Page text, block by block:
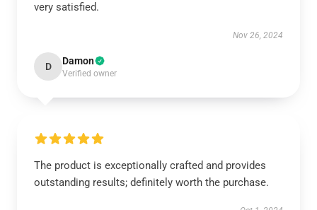
very satisfied.
Nov 26, 2024
D Damon
Verified owner
The product is exceptionally crafted and provides
outstanding results; definitely worth the purchase.